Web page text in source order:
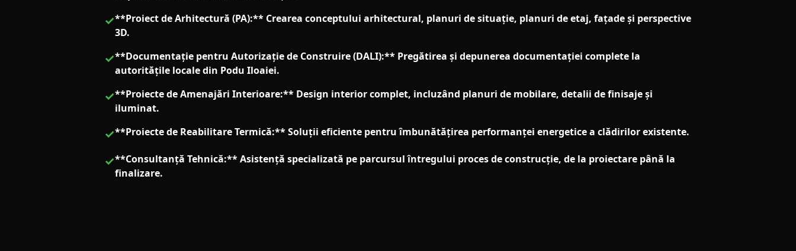
✓**Proiect de Arhitectură (PA):** Crearea conceptului arhitectural, planuri de situație, planuri de etaj, fațade și perspective
3D.
✓**Documentație pentru Autorizație de Construire (DALI):** Pregătirea și depunerea documentației complete la
autoritățile locale din Podu Iloaiei.
✓**Proiecte de Amenajări Interioare:** Design interior complet, incluzând planuri de mobilare, detalii de finisaje și
iluminat.
✓**Proiecte de Reabilitare Termică:** Soluții eficiente pentru îmbunătățirea performanței energetice a clădirilor existente.
✓**Consultanță Tehnică:** Asistență specializată pe parcursul întregului proces de construcție, de la proiectare până la
finalizare.